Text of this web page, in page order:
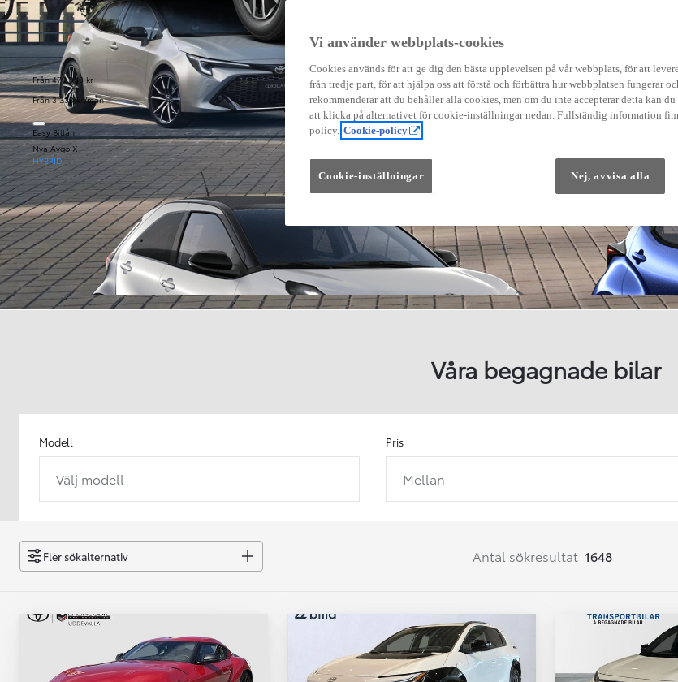
Från 479 900 kr
Från 3 333 kr/mån
Easy Billån
Från 569 900 kr
Från 3 958 kr/mån
Nya Aygo X
HYBRID
Från 238 900 kr
Easy Billån
HYBRID
GR Yaris
BENSIN
Corolla
HYBRID
Våra begagnade bilar
Modell
Välj modell
Pris
Mellan
Fler sökalternativ Antal sökresultat 1648
Vi använder webbplats-cookies
Cookies används för att ge dig den bästa upplevelsen på vår webbplats, för att
från tredje part, för att hjälpa oss att förstå och förbättra hur webbplatsen fungerar
rekommenderar att du behåller alla cookies, men om du inte accepterar detta kan
att klicka på alternativet för cookie-inställningar nedan. Fullständig information
policy. Cookie-policy
Cookie-inställningar Nej, avvisa alla